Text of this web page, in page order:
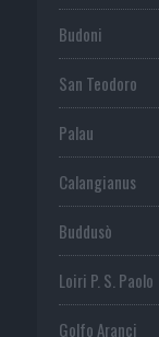
Budoni
San Teodoro
Palau
Calangianus
Buddusò
Loiri P. S. Paolo
Golfo Aranci